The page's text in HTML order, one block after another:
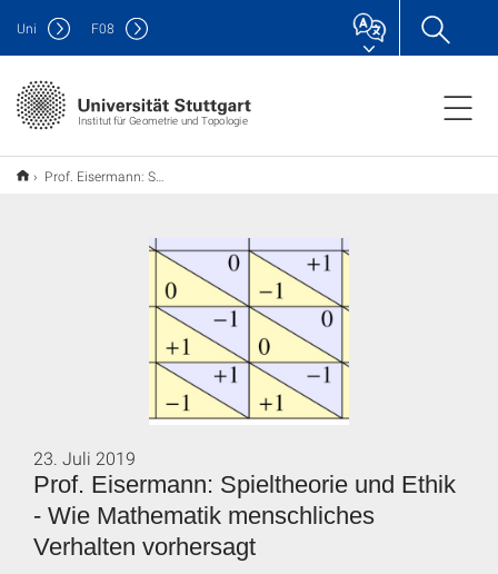
Institut für Geometrie und Topologie
Uni F08
Prof. Eisermann: Spieltheorie und Ethik - Wie Mathematik menschliches Verhalten vorhersagt
Prof. Eisermann: Spieltheorie und Ethik
- Wie Mathematik menschliches
Verhalten vorhersagt
23. Juli 2019